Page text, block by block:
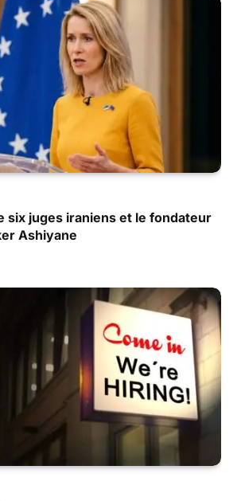
six juges iraniens et le fondateur
Ashiyane